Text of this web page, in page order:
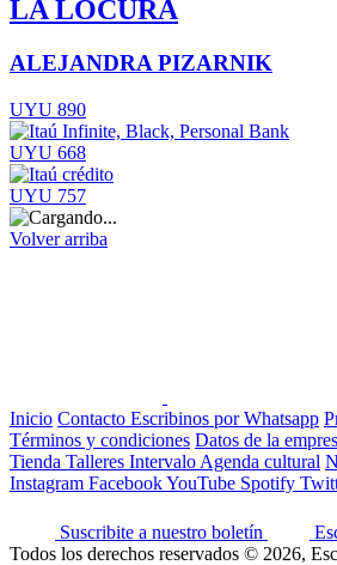
LA LOCURA
ALEJANDRA PIZARNIK
UYU 890
UYU 668
UYU 757
Volver arriba
Inicio Contacto Escribinos por Whatsapp
Términos y condiciones Datos de la
Tienda Talleres Intervalo Agenda cultural
Instagram FacebookYouTube Spotify
Suscribite a nuestro boletín
Todos los derechos reservados © 2026,